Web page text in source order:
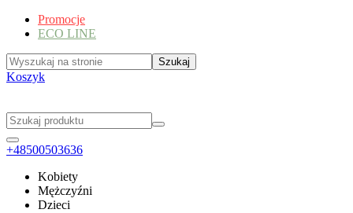
Promocje
ECO LINE
Koszyk
+48500503636
Kobiety
Mężczyźni
Dzieci